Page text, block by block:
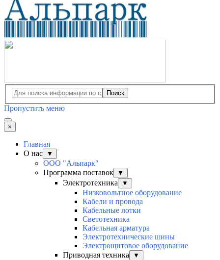
Поиск
Пропустить меню
×
Главная
О нас
▼
ООО "Альпарк"
Программа поставок
▼
Электротехника ▼
Низковольтное оборудование
Кабели и провода
Кабельные лотки
Светотехника
Кабельная арматура
Электротехнические шины
Электрощитовое оборудование
Приводная техника
▼